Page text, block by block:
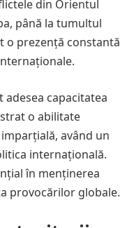
din Orientul
până la tumultul
o prezență constantă
capacitatea
o abilitate
având un
internațională.
în menținerea
provocărilor globale.